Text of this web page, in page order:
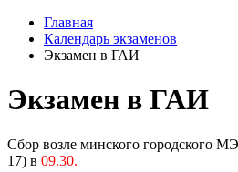
Главная
Календарь экзаменов
Экзамен в ГАИ
Экзамен в ГАИ
Сбор возле минского городского
17) в 09.30.